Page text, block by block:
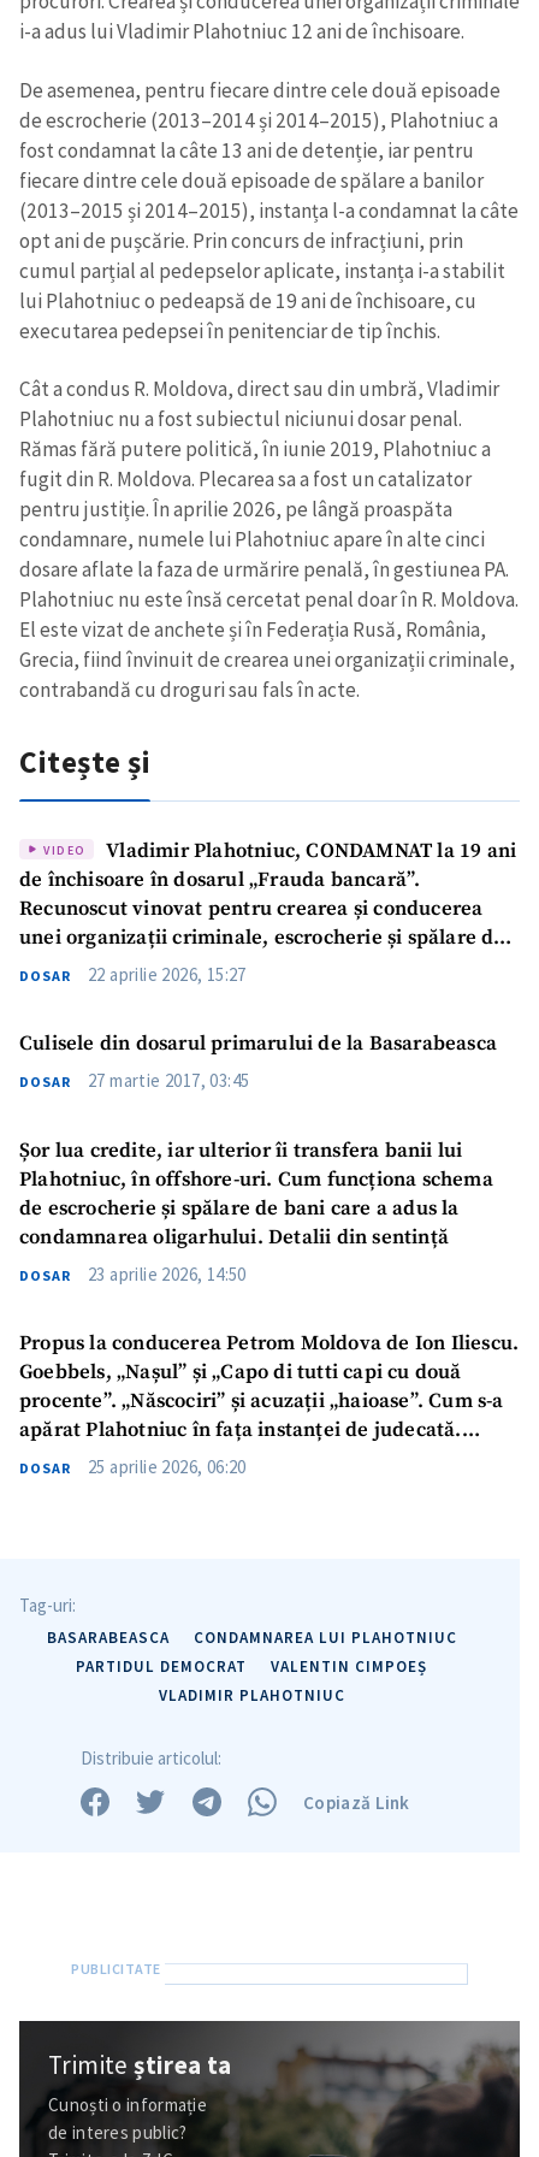
i-a adus lui Vladimir Plahotniuc 12 ani de închisoare.
De asemenea, pentru fiecare dintre cele două episoade
de escrocherie (2013–2014 și 2014–2015), Plahotniuc a
fost condamnat la câte 13 ani de detenție, iar pentru
fiecare dintre cele două episoade de spălare a banilor
(2013–2015 și 2014–2015), instanța l-a condamnat la câte
opt ani de pușcărie. Prin concurs de infracțiuni, prin
cumul parțial al pedepselor aplicate, instanța i-a stabilit
lui Plahotniuc o pedeapsă de 19 ani de închisoare, cu
executarea pedepsei în penitenciar de tip închis.
Cât a condus R. Moldova, direct sau din umbră, Vladimir
Plahotniuc nu a fost subiectul niciunui dosar penal.
Rămas fără putere politică, în iunie 2019, Plahotniuc a
fugit din R. Moldova. Plecarea sa a fost un catalizator
pentru justiție. În aprilie 2026, pe lângă proaspăta
condamnare, numele lui Plahotniuc apare în alte cinci
dosare aflate la faza de urmărire penală, în gestiunea PA.
Plahotniuc nu este însă cercetat penal doar în R. Moldova.
El este vizat de anchete și în Federația Rusă, România,
Grecia, fiind învinuit de crearea unei organizații criminale,
contrabandă cu droguri sau fals în acte.
Citește și
VIDEO
Vladimir Plahotniuc, CONDAMNAT la 19 ani
de închisoare în dosarul „Frauda bancară”.
Recunoscut vinovat pentru crearea și conducerea
unei organizații criminale, escrocherie și spălare de
bani
DOSAR 22 aprilie 2026, 15:27
Culisele din dosarul primarului de la Basarabeasca
DOSAR 27 martie 2017, 03:45
Șor lua credite, iar ulterior îi transfera banii lui
Plahotniuc, în offshore-uri. Cum funcționa schema
de escrocherie și spălare de bani care a adus la
condamnarea oligarhului. Detalii din sentință
DOSAR 23 aprilie 2026, 14:50
Propus la conducerea Petrom Moldova de Ion Iliescu.
Goebbels, „Nașul” și „Capo di tutti capi cu două
procente”. „Născociri” și acuzații „haioase”. Cum s-a
apărat Plahotniuc în fața instanței de judecată.
DETALII din sentință
DOSAR 25 aprilie 2026, 06:20
Tag-uri:
BASARABEASCA
CONDAMNAREA LUI PLAHOTNIUC
PARTIDUL DEMOCRAT
VALENTIN CIMPOEȘ
VLADIMIR PLAHOTNIUC
Distribuie articolul:
Copiază Link
Trimiteștirea ta
Cunoști o informație
de interes public?
Link media
+ Link media